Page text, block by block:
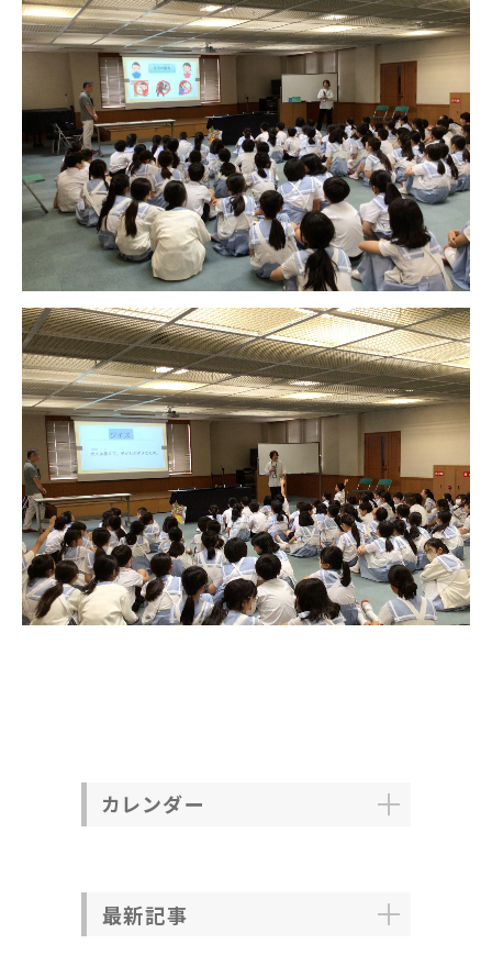
カレンダー
最新記事